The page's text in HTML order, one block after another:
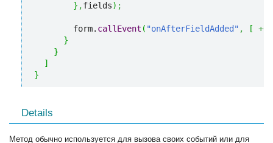
} ,fields) ;
        form.
callEvent ( "onAfterFieldAdded" , [ ++
}
}
]
}
Details
Метод обычно используется для вызова своих событий или для